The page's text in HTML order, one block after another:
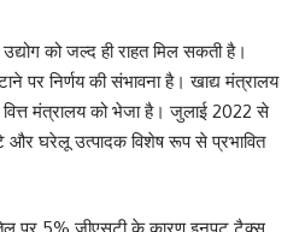
को जल्द ही राहत मिल सकती है।
पर निर्णय की संभावना है। खाद्य मंत्रालय
मंत्रालय को भेजा है। जुलाई 2022 से
घरेलू उत्पादक विशेष रूप से प्रभावित